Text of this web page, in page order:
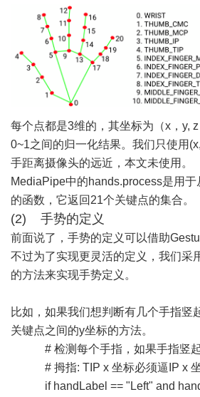
每个点都是3维的，其坐标为（x，y,
0~1之间的归一化结果。我们只使用
手距离摄像头的远近，本文未使用。
MediaPipe中的hands.process是用
的函数，它返回21个关键点的集合。
(2) 手势的定义
前面说了，手势的定义可以借助
不过为了实现更灵活的定义，我们采
的方法来实现手势定义。
比如，如果我们想判断有几个手指竖
关键点之间的y坐标的方法。
# 检测每个手指，如果手指竖起
# 拇指: TIP x 坐标必须逼IP x
if handLabel == "Left" and